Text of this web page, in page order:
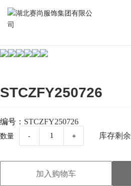
首页
成衣系列
STCZFY250726
编号： STCZFY250726
数量 - + 库存剩余
加入购物车